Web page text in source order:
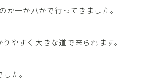
か一か八かで行ってきました。
やすく大きな道で来られます。
た。